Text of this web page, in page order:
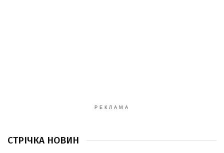
РЕКЛАМА
СТРІЧКА НОВИН